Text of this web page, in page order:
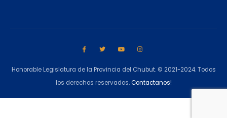
Honorable Legislatura de la Provincia del Chubut. © 2021-2024. Todos
los derechos reservados.Contactanos!